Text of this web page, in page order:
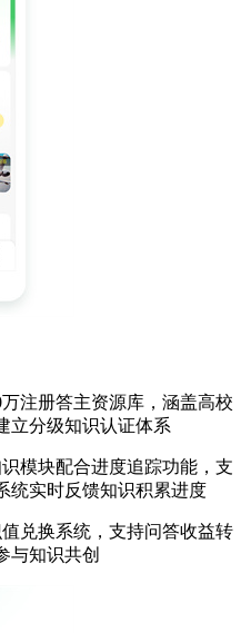
注册答主资源库，涵盖高校
立分级知识认证体系
模块配合进度追踪功能，支
统实时反馈知识积累进度
兑换系统，支持问答收益转
与知识共创